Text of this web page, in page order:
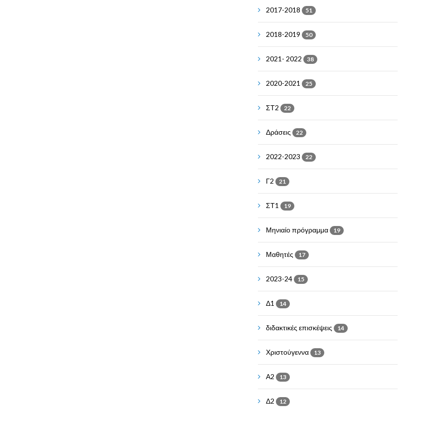
2017-2018 51
2018-2019 50
2021- 2022 38
2020-2021 25
ΣΤ2 22
Δράσεις 22
2022-2023 22
Γ2 21
ΣΤ1 19
Μηνιαίο πρόγραμμα 19
Μαθητές 17
2023-24 15
Δ1 14
διδακτικές επισκέψεις 14
Χριστούγεννα 13
Α2 13
Δ2 12